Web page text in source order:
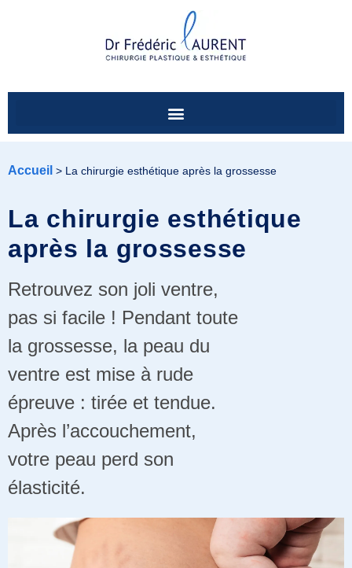
Accueil > La chirurgie esthétique après la grossesse
La chirurgie esthétique
après la grossesse
Retrouvez son joli ventre,
pas si facile ! Pendant toute
la grossesse, la peau du
ventre est mise à rude
épreuve : tirée et tendue.
Après l’accouchement,
votre peau perd son
élasticité.